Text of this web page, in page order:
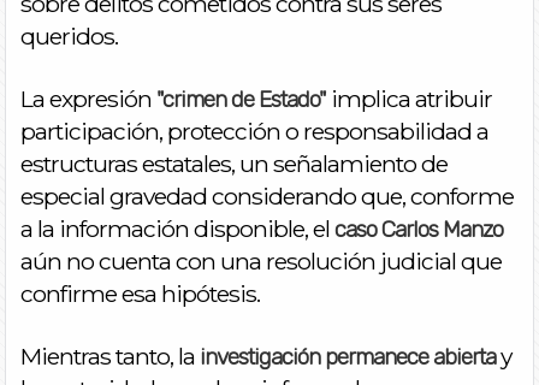
queridos.
La expresión "crimen de Estado" implica atribuir
participación, protección o responsabilidad a
estructuras estatales, un señalamiento de
especial gravedad considerando que, conforme
a la información disponible, el caso Carlos Manzo
aún no cuenta con una resolución judicial que
confirme esa hipótesis.
Mientras tanto, la investigación permanece abiertay